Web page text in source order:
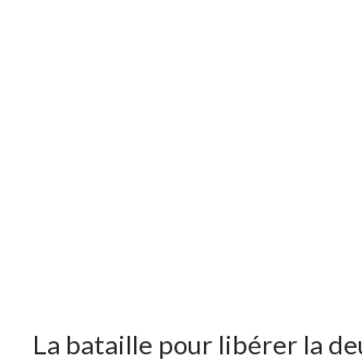
La bataille pour libérer la